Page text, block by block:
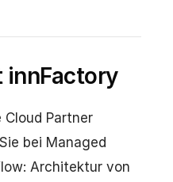
Partner
bei Managed
Architektur von